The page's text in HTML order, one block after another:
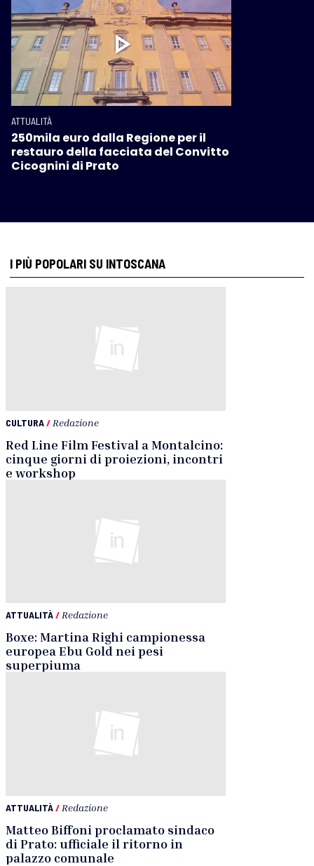
ATTUALITÀ
250mila euro dalla Regione per il
restauro della facciata del Convitto
Cicognini di Prato
I PIÙ POPOLARI SU INTOSCANA
CULTURA/ Redazione
Red Line Film Festival a Montalcino:
cinque giorni di proiezioni, incontri
e workshop
ATTUALITÀ/ Redazione
Boxe: Martina Righi campionessa
europea Ebu Gold nei pesi
superpiuma
ATTUALITÀ/ Redazione
Matteo Biffoni proclamato sindaco
di Prato: ufficiale il ritorno in
palazzo comunale